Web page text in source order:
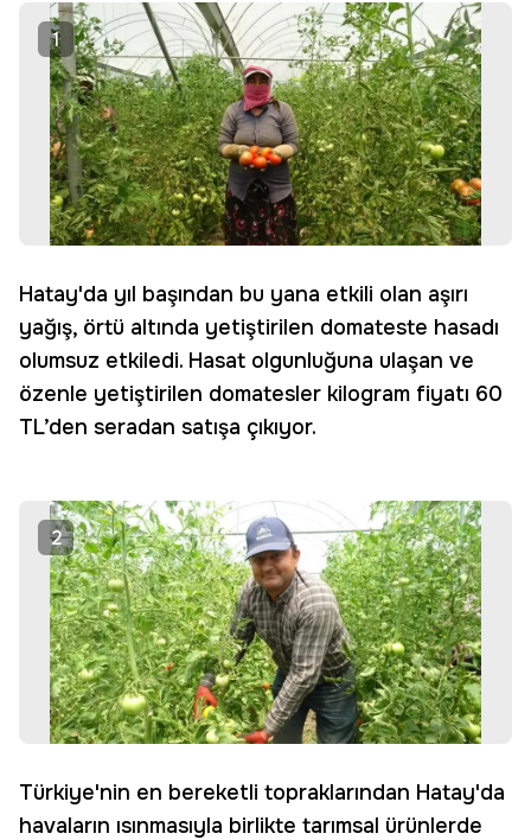
1
Hatay'da yıl başından bu yana etkili olan aşırı
yağış, örtü altında yetiştirilen domateste hasadı
olumsuz etkiledi. Hasat olgunluğuna ulaşan ve
özenle yetiştirilen domatesler kilogram fiyatı 60
TL’den seradan satışa çıkıyor.
2
Türkiye'nin en bereketli topraklarından Hatay'da
havaların ısınmasıyla birlikte tarımsal ürünlerde